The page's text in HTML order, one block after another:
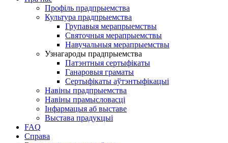
Профіль прадпрыемства
Культура прадпрыемства
Групавыя мерапрыемствы
Святочныя мерапрыемствы
Навучальныя мерапрыемствы
Узнагароды прадпрыемства
Патэнтныя сертыфікаты
Ганаровыя граматы
Сертыфікаты аўтэнтыфікацыі
Навіны прадпрыемства
Навіны прамысловасці
Інфармацыя аб выставе
Выстава прадукцыі
FAQ
Справа